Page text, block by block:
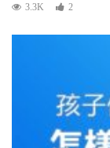
3.3K
2